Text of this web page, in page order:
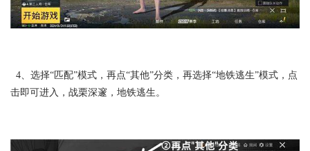
4、选择“匹配”模式，再点“其他”分类，再选择“地铁逃生”模式，点
击即可进入，战栗深邃，地铁逃生。